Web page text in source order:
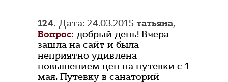
124. Дата: 24.03.2015 татьяна,
Вопрос: добрый день! Вчера
зашла на сайт и была
неприятно удивлена
повышением цен на путевки с 1
мая. Путевку в санаторий